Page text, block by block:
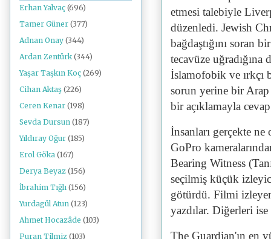
etmesi talebiyle
düzenledi. Jewish
bağdaştığını soran
tecavüze
İslamofobik ve ırkçı
sorun yerine bir
bir açıklamayla
İnsanları gerçekte
GoPro
Bearing Witness
seçilmiş küçük
götürdü. Filmi
yazdılar. Diğerleri
The Guardian'ın en
Erhan Yalvaç (696)
Tamer Güner (377)
Adnan Onay (344)
Ardan Zentürk (344)
Yaşar Taşkın Koç (269)
Cihan Aktaş (226)
Ceren Kenar (198)
Sevda Dursun (187)
Yıldıray Oğur (185)
Erol Göka (167)
Derya Beyaz (156)
İbrahim Tığlı (156)
Yurdagül Atun (123)
Ahmet Hocazâde (103)
Puran Tilmiz (103)